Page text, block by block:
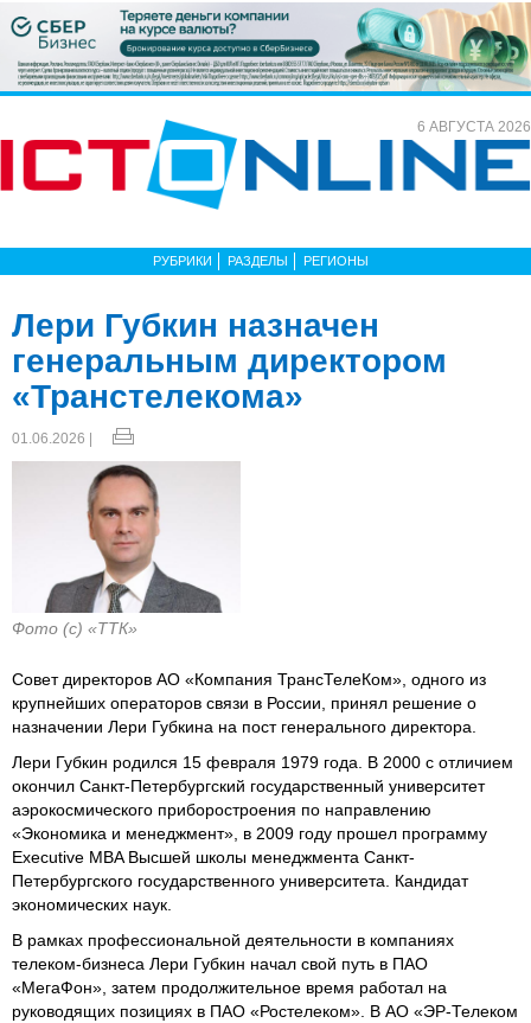
6 АВГУСТА 2026
РУБРИКИ РАЗДЕЛЫ РЕГИОНЫ
Лери Губкин назначен
генеральным директором
«Транстелекома»
01.06.2026 |
Фото (с) «ТТК»
Совет директоров АО «Компания ТрансТелеКом», одного из
крупнейших операторов связи в России, принял решение о
назначении Лери Губкина на пост генерального директора.
Лери Губкин родился 15 февраля 1979 года. В 2000 с отличием
окончил Санкт-Петербургский государственный университет
аэрокосмического приборостроения по направлению
«Экономика и менеджмент», в 2009 году прошел программу
Executive MBA Высшей школы менеджмента Санкт-
Петербургского государственного университета. Кандидат
экономических наук.
В рамках профессиональной деятельности в компаниях
телеком-бизнеса Лери Губкин начал свой путь в ПАО
«МегаФон», затем продолжительное время работал на
руководящих позициях в ПАО «Ростелеком». В АО «ЭР-Телеком